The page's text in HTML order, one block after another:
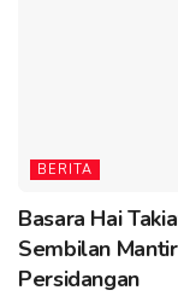
BERITA
Basara Hai
Sembilan
Persidangan